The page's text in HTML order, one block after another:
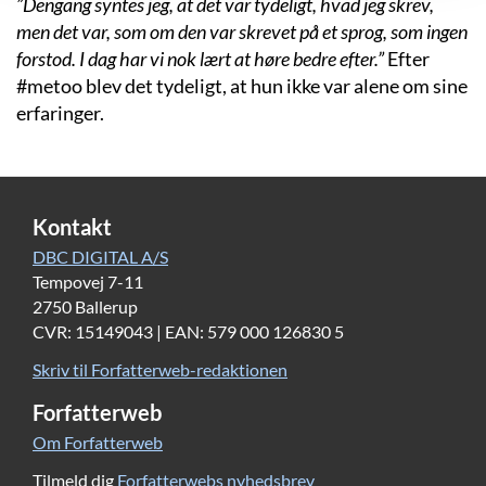
men det var, som om den var skrevet på et sprog, som ingen
forstod. I dag har vi nok lært at høre bedre efter.”Efter
#metoo blev det tydeligt, at hun ikke var alene om sine
erfaringer.
Kontakt
DBC DIGITAL A/S
Tempovej 7-11
2750 Ballerup
CVR: 15149043 | EAN: 579 000 126830 5
Skriv til Forfatterweb-redaktionen
Forfatterweb
Om Forfatterweb
Tilmeld dig Forfatterwebs nyhedsbrev